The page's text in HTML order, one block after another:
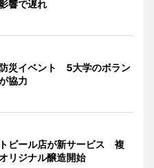
響で遅れ
災イベント 5大学のボラン
協力
ビール店が新サービス 複
リジナル醸造開始